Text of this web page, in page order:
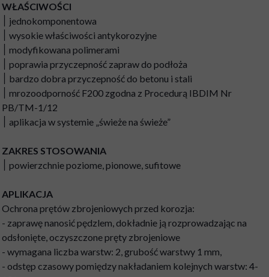
WŁAŚCIWOŚCI
׀ jednokomponentowa
׀ wysokie właściwości antykorozyjne
׀ modyfikowana polimerami
׀ poprawia przyczepność zapraw do podłoża
׀ bardzo dobra przyczepność do betonu i stali
PB/TM-1/12
׀ aplikacja w systemie „świeże na świeże”
ZAKRES STOSOWANIA
׀ powierzchnie poziome, pionowe, sufitowe
APLIKACJA
Ochrona prętów zbrojeniowych przed korozja:
- zaprawę nanosić pędzlem, dokładnie ją rozprowadzając na
odsłonięte, oczyszczone pręty zbrojeniowe
- wymagana liczba warstw: 2, grubość warstwy 1 mm,
- odstęp czasowy pomiędzy nakładaniem kolejnych warstw: 4-